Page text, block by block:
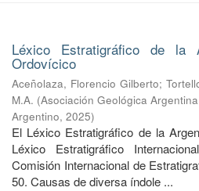
Léxico Estratigráfico de la
Ordovícico
Aceñolaza, Florencio Gilberto;
M.A. (Asociación Geológica
Argentino, 2025)
El Léxico Estratigráfico de la
Léxico Estratigráfico
Comisión Internacional de
50. Causas de diversa índole ...